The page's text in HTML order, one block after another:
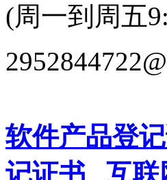
(周一到周五
软件产品登
记证书
互联